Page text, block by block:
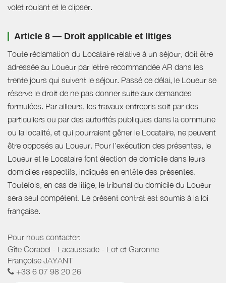
volet roulant et le clipser.
Article 8 — Droit applicable et litiges
Toute réclamation du Locataire relative à un séjour, doit être
adressée au Loueur par lettre recommandée AR dans les
trente jours qui suivent le séjour. Passé ce délai, le Loueur se
réserve le droit de ne pas donner suite aux demandes
formulées. Par ailleurs, les travaux entrepris soit par des
particuliers ou par des autorités publiques dans la commune
ou la localité, et qui pourraient gêner le Locataire, ne peuvent
être opposés au Loueur. Pour l’exécution des présentes, le
Loueur et le Locataire font élection de domicile dans leurs
domiciles respectifs, indiqués en entête des présentes.
Toutefois, en cas de litige, le tribunal du domicile du Loueur
sera seul compétent. Le présent contrat est soumis à la loi
française.
Pour nous contacter:
Gîte Corabel - Lacaussade - Lot et Garonne
Françoise JAYANT
+33 6 07 98 20 26